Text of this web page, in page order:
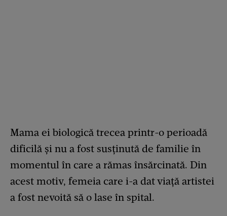
Mama ei biologică trecea printr-o perioadă
dificilă și nu a fost susținută de familie în
momentul în care a rămas însărcinată. Din
acest motiv, femeia care i-a dat viață artistei
a fost nevoită să o lase în spital.